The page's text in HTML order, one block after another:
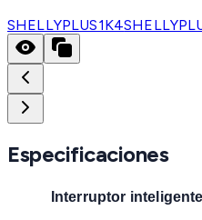
SHELLYPLUS1K4
Especificaciones
Interruptor